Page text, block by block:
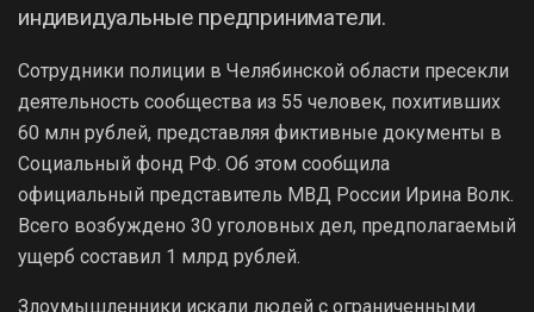
индивидуальные предприниматели.
Сотрудники полиции в Челябинской области пресекли
деятельность сообщества из 55 человек, похитивших
60 млн рублей, представляя фиктивные документы в
Социальный фонд РФ. Об этом сообщила
официальный представитель МВД России Ирина Волк.
Всего возбуждено 30 уголовных дел, предполагаемый
ущерб составил 1 млрд рублей.
Злоумышленники искали людей с ограниченными